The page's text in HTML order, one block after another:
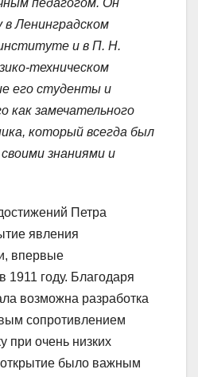
педагогом. Он
в Ленинградском
и в П. Н.
техническом
его студенты и
как замечательного
который всегда был
знаниями и
Петра
явления
впервые
1911 году. Благодаря
возможна разработка
сопротивлением
при очень низких
было важным